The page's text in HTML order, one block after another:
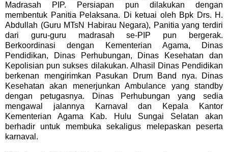
Madrasah PIP. Persiapan pun dilakukan dengan
membentuk Panitia Pelaksana. Di ketuai oleh Bpk Drs. H.
Abdullah (Guru MTsN Habirau Negara), Panitia yang terdiri
dari guru-guru madrasah se-PIP pun bergerak.
Berkoordinasi dengan Kementerian Agama, Dinas
Pendidikan, Dinas Perhubungan, Dinas Kesehatan dan
Kepolisian pun sukses dilakukan. Alhasil Dinas Pendidikan
berkenan mengirimkan Pasukan Drum Band nya. Dinas
Kesehatan akan menerjunkan Ambulance yang standby
dengan petugasnya. Dinas Perhubungan yang sedia
mengawal jalannya Karnaval dan Kepala Kantor
Kementerian Agama Kab. Hulu Sungai Selatan akan
berhadir untuk membuka sekaligus melepaskan peserta
karnaval.